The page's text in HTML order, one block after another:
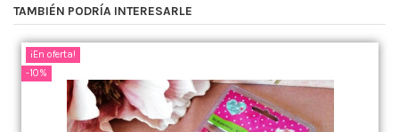
TAMBIÉN PODRÍA INTERESARLE
¡En oferta!
-10%